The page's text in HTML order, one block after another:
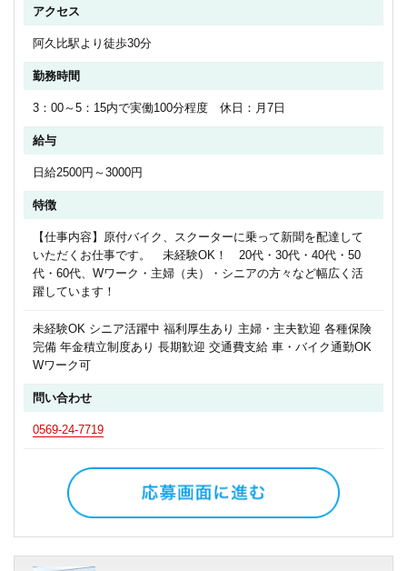
アクセス
阿久比駅より徒歩30分
勤務時間
3：00～5：15内で実働100分程度 休日：月7日
給与
日給2500円～3000円
特徴
【仕事内容】原付バイク、スクーターに乗って新聞を配達して
いただくお仕事です。 未経験OK！ 20代・30代・40代・50
代・60代、Wワーク・主婦（夫）・シニアの方々など幅広く活
躍しています！
未経験OK シニア活躍中 福利厚生あり 主婦・主夫歓迎 各種保険
完備 年金積立制度あり 長期歓迎 交通費支給 車・バイク通勤OK
Wワーク可
問い合わせ
0569-24-7719